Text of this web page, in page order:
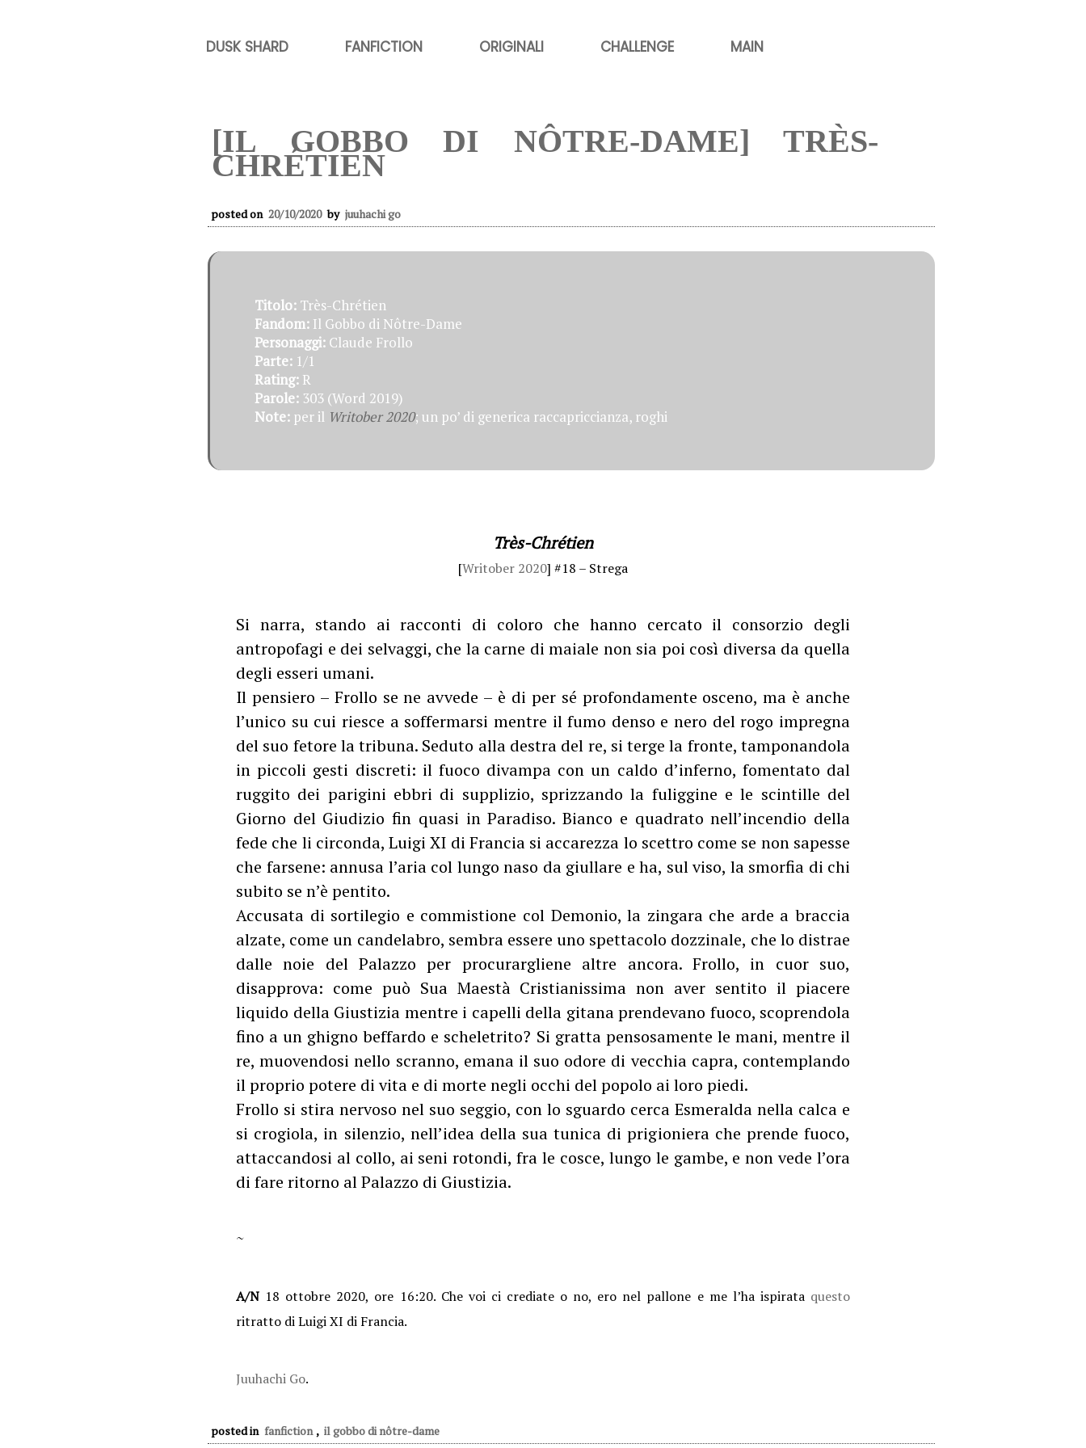
DUSK SHARD FANFICTION ORIGINALI CHALLENGE MAIN
[IL GOBBO DI NÔTRE-DAME] TRÈS-
CHRÉTIEN
posted on 20/10/2020 by juuhachi go
Titolo: Très-Chrétien
Fandom: Il Gobbo di Nôtre-Dame
Personaggi: Claude Frollo
Parte: 1/1
Rating: R
Parole: 303 (Word 2019)
Note: per il Writober 2020; un po’ di generica raccapriccianza, roghi
Très-Chrétien
[Writober 2020] #18 – Strega
Si narra, stando ai racconti di coloro che hanno cercato il consorzio degli
antropofagi e dei selvaggi, che la carne di maiale non sia poi così diversa da quella
degli esseri umani.
Il pensiero – Frollo se ne avvede – è di per sé profondamente osceno, ma è anche
l’unico su cui riesce a soffermarsi mentre il fumo denso e nero del rogo impregna
del suo fetore la tribuna. Seduto alla destra del re, si terge la fronte, tamponandola
in piccoli gesti discreti: il fuoco divampa con un caldo d’inferno, fomentato dal
ruggito dei parigini ebbri di supplizio, sprizzando la fuliggine e le scintille del
Giorno del Giudizio fin quasi in Paradiso. Bianco e quadrato nell’incendio della
fede che li circonda, Luigi XI di Francia si accarezza lo scettro come se non sapesse
che farsene: annusa l’aria col lungo naso da giullare e ha, sul viso, la smorfia di chi
subito se n’è pentito.
Accusata di sortilegio e commistione col Demonio, la zingara che arde a braccia
alzate, come un candelabro, sembra essere uno spettacolo dozzinale, che lo distrae
dalle noie del Palazzo per procurargliene altre ancora. Frollo, in cuor suo,
disapprova: come può Sua Maestà Cristianissima non aver sentito il piacere
liquido della Giustizia mentre i capelli della gitana prendevano fuoco, scoprendola
fino a un ghigno beffardo e scheletrito? Si gratta pensosamente le mani, mentre il
re, muovendosi nello scranno, emana il suo odore di vecchia capra, contemplando
il proprio potere di vita e di morte negli occhi del popolo ai loro piedi.
Frollo si stira nervoso nel suo seggio, con lo sguardo cerca Esmeralda nella calca e
si crogiola, in silenzio, nell’idea della sua tunica di prigioniera che prende fuoco,
attaccandosi al collo, ai seni rotondi, fra le cosce, lungo le gambe, e non vede l’ora
di fare ritorno al Palazzo di Giustizia.
~
A/N 18 ottobre 2020, ore 16:20. Che voi ci crediate o no, ero nel pallone e me l’ha ispirata questo
ritratto di Luigi XI di Francia.
Juuhachi Go.
posted in fanfiction , il gobbo di nôtre-dame